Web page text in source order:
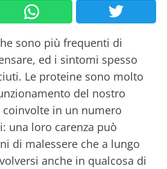
sono più frequenti di
ed i sintomi spesso
Le proteine sono molto
del nostro
in un numero
una loro carenza può
di malessere che a lungo
anche in qualcosa di